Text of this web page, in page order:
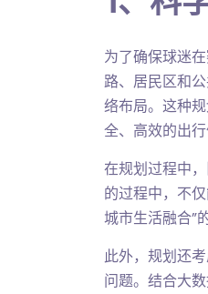
为了确保球迷
路、居民区和
络布局。这种
全、高效的出行
在规划过程中
的过程中，不
城市生活融合”
此外，规划还
问题。结合大